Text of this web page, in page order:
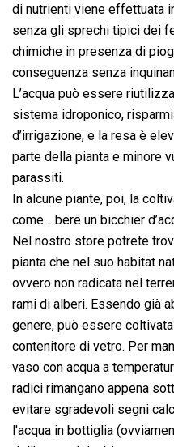
di nutrienti viene effettuata
senza gli sprechi tipici dei
chimiche in presenza di
conseguenza senza
L’acqua può essere
sistema idroponico,
d’irrigazione, e la resa è
parte della pianta e minore
parassiti.
In alcune piante, poi, la
come… bere un bicchier
Nel nostro store potrete
pianta che nel suo habitat
ovvero non radicata nel
rami di alberi. Essendo già
genere, può essere
contenitore di vetro. Per
vaso con acqua a
radici rimangano appena
evitare sgradevoli segni
l'acqua in bottiglia